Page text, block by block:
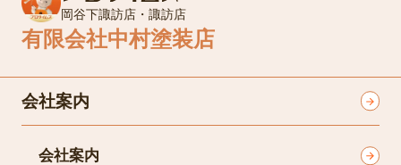
岡谷下諏訪店・諏訪店
有限会社中村塗装店
会社案内
会社案内